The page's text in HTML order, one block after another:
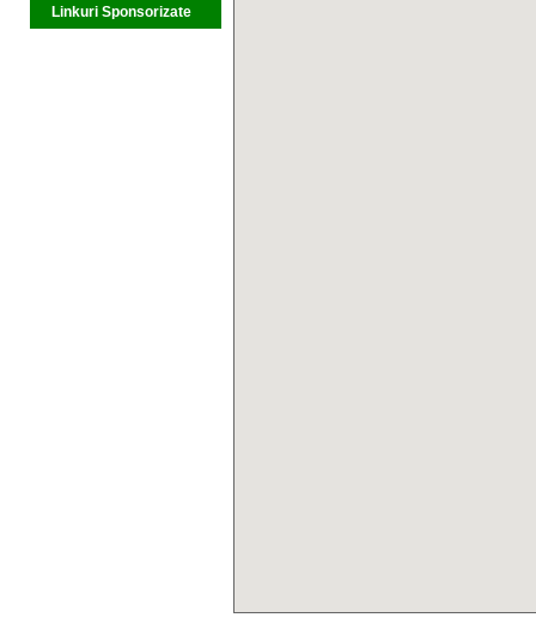
Linkuri Sponsorizate